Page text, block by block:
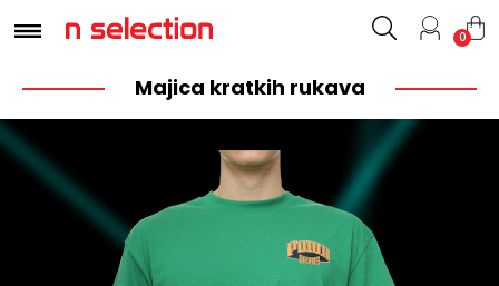
0
Majica kratkih rukava